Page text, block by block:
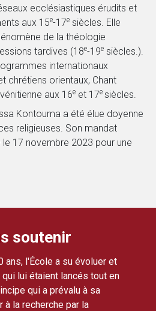
ecclésiastiques érudits et
aux 15e-17e siècles. Elle
de la théologie
tardives (18e-19e siècles.).
internationaux
chrétiens orientaux, Chant
aux 16e et 17e siècles.
Kontouma a été élue doyenne
religieuses. Son mandat
17 novembre 2023 pour une
soutenir
ans, l'École a su évoluer et
lui étaient lancés tout en
qui a prévalu à sa
à la recherche par la